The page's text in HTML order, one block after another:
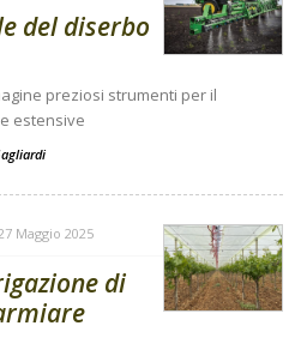
del diserbo
preziosi strumenti per il
estensive
Maggio 2025
di